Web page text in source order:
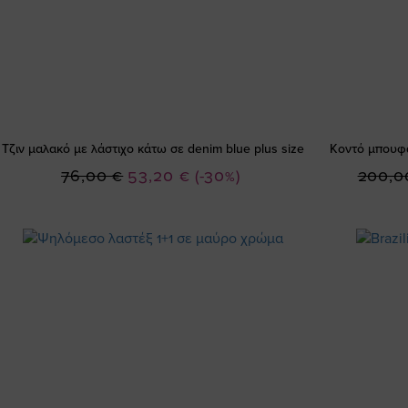
Τζιν μαλακό με λάστιχο κάτω σε denim blue plus size
(-30%)
Ειδική
53,20 €
76,00 €
Κοντό